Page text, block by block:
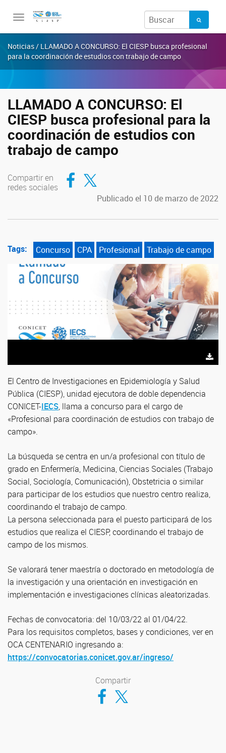
Toggle
Noticias / LLAMADO A CONCURSO: El CIESP busca profesional
para la coordinación de estudios con trabajo de campo
LLAMADO A CONCURSO: El
CIESP busca profesional para la
coordinación de estudios con
trabajo de campo
Compartir en
redes sociales
Compartir en Facebook
Compartir en Twitter
Publicado el 10 de marzo de 2022
Tags: Concurso CPA Profesional Trabajo de campo
El Centro de Investigaciones en Epidemiología y Salud
Pública (CIESP), unidad ejecutora de doble dependencia
CONICET-IECS, llama a concurso para el cargo de
«Profesional para coordinación de estudios con trabajo de
campo».
La búsqueda se centra en un/a profesional con título de
grado en Enfermería, Medicina, Ciencias Sociales (Trabajo
Social, Sociología, Comunicación), Obstetricia o similar
para participar de los estudios que nuestro centro realiza,
coordinando el trabajo de campo.
La persona seleccionada para el puesto participará de los
estudios que realiza el CIESP, coordinando el trabajo de
campo de los mismos.
Se valorará tener maestría o doctorado en metodología de
la investigación y una orientación en investigación en
implementación e investigaciones clínicas aleatorizadas.
Fechas de convocatoria: del 10/03/22 al 01/04/22.
Para los requisitos completos, bases y condiciones, ver en
OCA CENTENARIO ingresando a:
https://convocatorias.conicet.gov.ar/ingreso/
Compartir
Compartir en Facebook
Compartir en Twitter